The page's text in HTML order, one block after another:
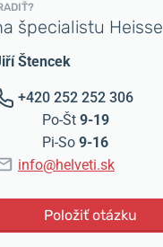
špecialistu
Štencek
+420 252 252 306
Po-Št 9-19
Pi-So 9-16
info@helveti.sk
Položiť otázku